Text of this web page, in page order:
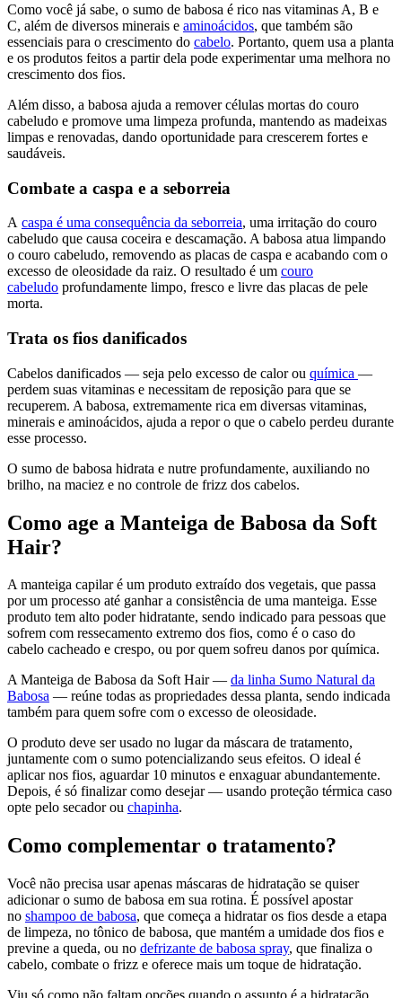
Como você já sabe, o sumo de babosa é rico nas vitaminas A, B e
C, além de diversos minerais e aminoácidos, que também são
essenciais para o crescimento do cabelo. Portanto, quem usa a planta
e os produtos feitos a partir dela pode experimentar uma melhora no
crescimento dos fios.
Além disso, a babosa ajuda a remover células mortas do couro
cabeludo e promove uma limpeza profunda, mantendo as madeixas
limpas e renovadas, dando oportunidade para crescerem fortes e
saudáveis.
Combate a caspa e a seborreia
A caspa é uma consequência da seborreia, uma irritação do couro
cabeludo que causa coceira e descamação. A babosa atua limpando
o couro cabeludo, removendo as placas de caspa e acabando com o
excesso de oleosidade da raiz. O resultado é um couro
cabeludo profundamente limpo, fresco e livre das placas de pele
morta.
Trata os fios danificados
Cabelos danificados — seja pelo excesso de calor ou química —
perdem suas vitaminas e necessitam de reposição para que se
recuperem. A babosa, extremamente rica em diversas vitaminas,
minerais e aminoácidos, ajuda a repor o que o cabelo perdeu durante
esse processo.
O sumo de babosa hidrata e nutre profundamente, auxiliando no
brilho, na maciez e no controle de frizz dos cabelos.
Como age a Manteiga de Babosa da Soft
Hair?
A manteiga capilar é um produto extraído dos vegetais, que passa
por um processo até ganhar a consistência de uma manteiga. Esse
produto tem alto poder hidratante, sendo indicado para pessoas que
sofrem com ressecamento extremo dos fios, como é o caso do
cabelo cacheado e crespo, ou por quem sofreu danos por química.
A Manteiga de Babosa da Soft Hair — da linha Sumo Natural da
Babosa — reúne todas as propriedades dessa planta, sendo indicada
também para quem sofre com o excesso de oleosidade.
O produto deve ser usado no lugar da máscara de tratamento,
juntamente com o sumo potencializando seus efeitos. O ideal é
aplicar nos fios, aguardar 10 minutos e enxaguar abundantemente.
Depois, é só finalizar como desejar — usando proteção térmica caso
opte pelo secador ou chapinha.
Como complementar o tratamento?
Você não precisa usar apenas máscaras de hidratação se quiser
adicionar o sumo de babosa em sua rotina. É possível apostar
no shampoo de babosa, que começa a hidratar os fios desde a etapa
de limpeza, no tônico de babosa, que mantém a umidade dos fios e
previne a queda, ou no defrizante de babosa spray, que finaliza o
cabelo, combate o frizz e oferece mais um toque de hidratação.